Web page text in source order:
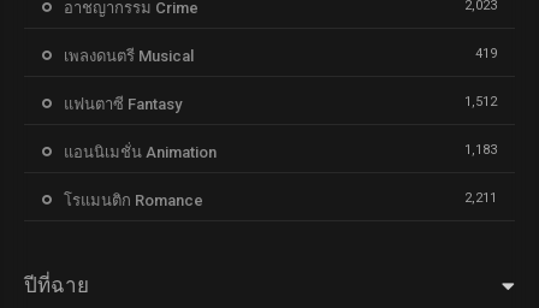
อาชญากรรม Crime 2,023
เพลงดนตรี Musical 419
แฟนตาซี Fantasy 1,512
แอนนิเมชั่น Animation 1,183
โรแมนติก Romance 2,211
ปีที่ฉาย